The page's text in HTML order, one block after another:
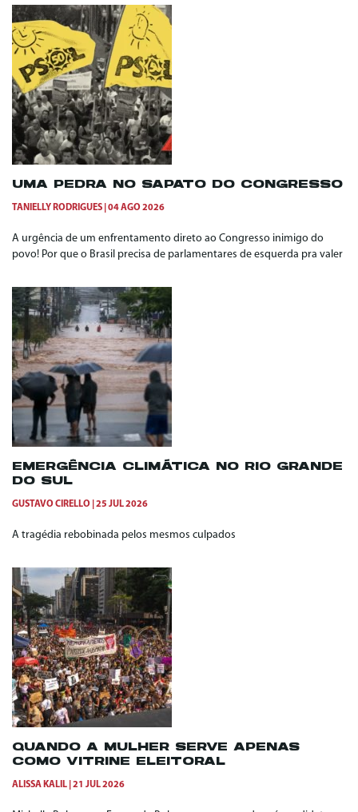
UMA PEDRA NO SAPATO DO CONGRESSO
TANIELLY RODRIGUES 04 AGO 2026
A urgência de um enfrentamento direto ao Congresso inimigo do
povo! Por que o Brasil precisa de parlamentares de esquerda pra valer
EMERGÊNCIA CLIMÁTICA NO RIO GRANDE
DO SUL
GUSTAVO CIRELLO 25 JUL 2026
A tragédia rebobinada pelos mesmos culpados
QUANDO A MULHER SERVE APENAS
COMO VITRINE ELEITORAL
ALISSA KALIL 21 JUL 2026